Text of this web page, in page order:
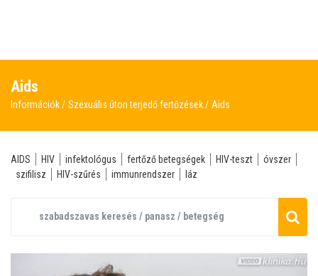
Aids
Információk Szexuális úton terjedő fertőzések Aids
AIDS HIV infektológus fertőző betegségek HIV-teszt
óvszer
szifilisz
HIV-szűrés immunrendszer láz